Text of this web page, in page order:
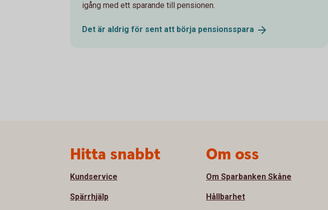
igång med ett sparande till pensionen.
Det är aldrig för sent att börja pensionsspara
Hitta snabbt
Kundservice
Spärrhjälp
Om oss
Om Sparbanken Skåne
Hållbarhet